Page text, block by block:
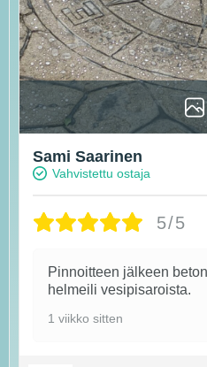
Sami Saarinen
Vahvistettu ostaja
5/5
Pinnoitteen jälkeen
helmeili vesipisaroista.
1 viikko sitten